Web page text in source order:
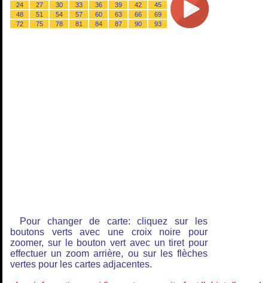
24
27 30 33 36 39 42
45
48
51 54 57 60 63 66
69
72
75 78 81 84 87 90 93
Pour changer de carte: cliquez sur les
boutons verts avec une croix noire pour
zoomer, sur le bouton vert avec un tiret pour
effectuer un zoom arrière, ou sur les flèches
vertes pour les cartes adjacentes.